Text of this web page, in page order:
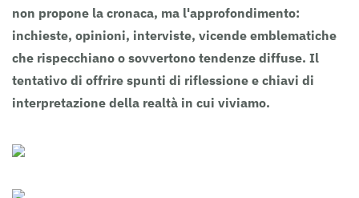
non propone la cronaca, ma l'approfondimento:
inchieste, opinioni, interviste, vicende emblematiche
che rispecchiano o sovvertono tendenze diffuse. Il
tentativo di offrire spunti di riflessione e chiavi di
interpretazione della realtà in cui viviamo.